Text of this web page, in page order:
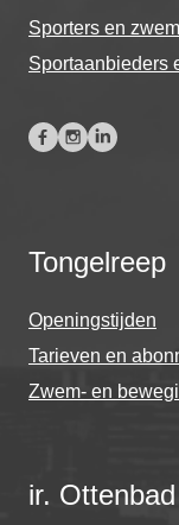
Sporters en
Sportaanbieders
Tongelreep
Openingstijden
Tarieven en
Zwem- en
ir. Ottenbad